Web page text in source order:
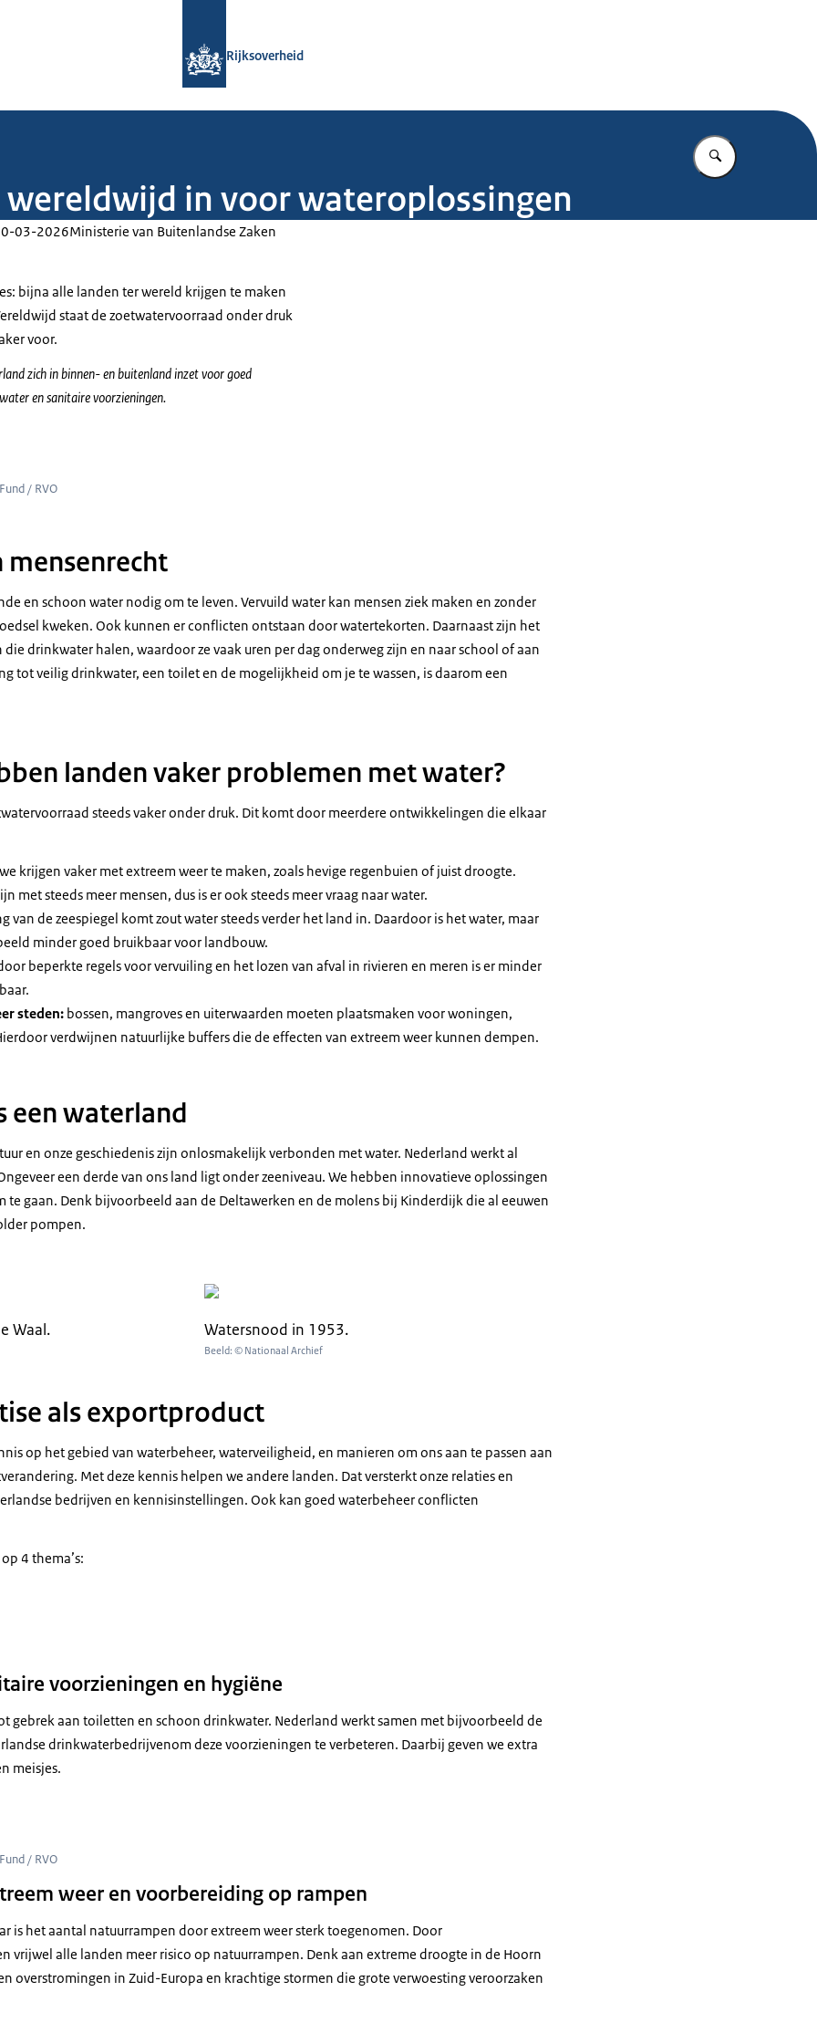
Rijksoverheid
Vul in wat u
wereldwijd in voor wateroplossingen
03-2026Ministerie van Buitenlandse Zaken
bijna alle landen ter wereld krijgen te maken
staat de zoetwatervoorraad onder druk
voor.
zich in binnen- en buitenlandinzet voor goed
en sanitaire voorzieningen.
/ RVO
mensenrecht
en schoon water nodig om te leven. Vervuild water kan mensen ziek maken en zonder
kweken. Ook kunnen er conflicten ontstaan door watertekorten. Daarnaast zijn het
die drinkwater halen, waardoor ze vaak uren per dag onderweg zijn en naar school of aan
tot veilig drinkwater, een toilet en de mogelijkheid om je te wassen, is daarom een
landen vaker problemen met water?
steeds vaker onder druk. Dit komt door meerdere ontwikkelingen die elkaar
we krijgen vaker met extreem weer te maken, zoals hevige regenbuien of juist droogte.
met steeds meer mensen, dus is er ook steeds meer vraag naar water.
van de zeespiegel komt zout water steeds verder het land in. Daardoor is het water, maar
minder goed bruikbaar voor landbouw.
beperkte regels voor vervuiling en het lozen van afval in rivieren en meren is er minder
steden: bossen, mangroves en uiterwaarden moeten plaatsmaken voor woningen,
verdwijnen natuurlijke buffers die de effecten van extreem weer kunnen dempen.
een waterland
en onze geschiedenis zijn onlosmakelijk verbonden met water. Nederland werkt al
een derde van ons land ligt onder zeeniveau. We hebben innovatieve oplossingen
te gaan. Denk bijvoorbeeld aan de Deltawerken en de molens bij Kinderdijk die al eeuwen
pompen.
Waal. Watersnood in 1953.
Beeld: © Nationaal Archief
als exportproduct
op het gebied van waterbeheer, waterveiligheid, en manieren om ons aan te passen aan
Met deze kennis helpen we andere landen. Dat versterkt onze relaties en
bedrijven en kennisinstellingen. Ook kan goed waterbeheer conflicten
4 thema’s:
voorzieningen en hygiëne
gebrek aan toiletten en schoon drinkwater. Nederland werkt samen met bijvoorbeeld de
drinkwaterbedrijvenom deze voorzieningen te verbeteren. Daarbij geven we extra
meisjes.
/ RVO
weer en voorbereiding op rampen
is het aantal natuurrampen door extreem weer sterk toegenomen. Door
vrijwel alle landen meer risico op natuurrampen. Denk aan extreme droogte in de Hoorn
overstromingen in Zuid-Europa en krachtige stormen die grote verwoesting veroorzaken